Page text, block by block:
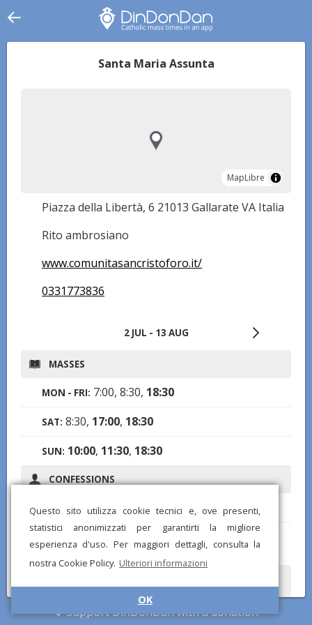
Questo sito utilizza cookie tecnici e, ove presenti,
statistici anonimizzati per garantirti la migliore
esperienza d'uso. Per maggiori dettagli, consulta la
nostra Cookie Policy. Ulteriori informazioni
OK
Santa Maria Assunta
MapLibre
MapLibre
Piazza della Libertà, 6 21013 Gallarate VA Italia
Rito ambrosiano
www.comunitasancristoforo.it/
0331773836
2 JUL - 13 AUG
MASSES
MON - FRI: 7:00, 8:30, 18:30
SAT: 8:30, 17:00, 18:30
SUN: 10:00, 11:30, 18:30
CONFESSIONS
MON - FRI:9:00
Did you notice any wrong or missing information? Send us a
report and we will correct as soon as possible!
Support DinDonDan with a donation